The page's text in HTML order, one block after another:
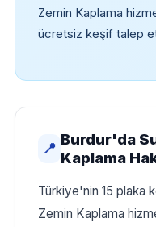
Zemin Kaplama
ücretsiz keşif talep
📍
Burdur'da Su
Kaplama
Türkiye'nin 15 plaka
Zemin Kaplama